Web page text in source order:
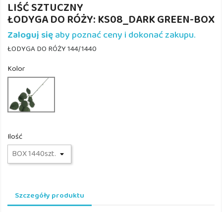
LIŚĆ SZTUCZNY
ŁODYGA DO RÓŻY: KS08_DARK GREEN-BOX
Zaloguj sięaby poznać ceny i dokonać zakupu.
ŁODYGA DO RÓŻY 144/1440
Kolor
KS08_DARK
GREEN
Ilość
Szczegóły produktu